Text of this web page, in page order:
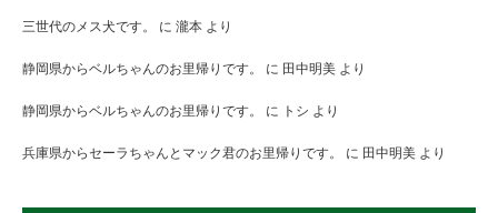
三世代のメス犬です。 に 瀧本 より
静岡県からベルちゃんのお里帰りです。 に 田中明美 より
静岡県からベルちゃんのお里帰りです。 に トシ より
兵庫県からセーラちゃんとマック君のお里帰りです。 に 田中明美 より